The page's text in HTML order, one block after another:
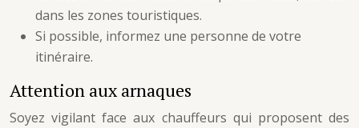
dans les zones touristiques.
Si possible, informez une personne de votre
itinéraire.
Attention aux arnaques
Soyez vigilant face aux chauffeurs qui proposent des